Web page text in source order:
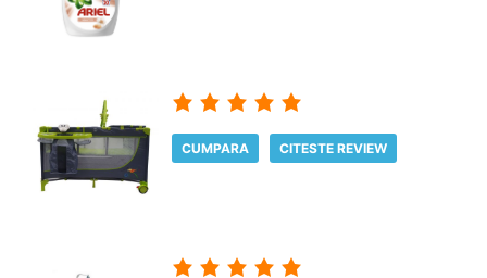
CUMPARA CITESTE REVIEW